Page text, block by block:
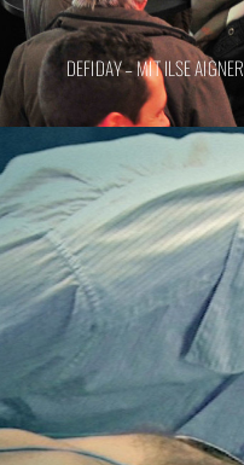
DEFIDAY – MIT ILSE AIGNER